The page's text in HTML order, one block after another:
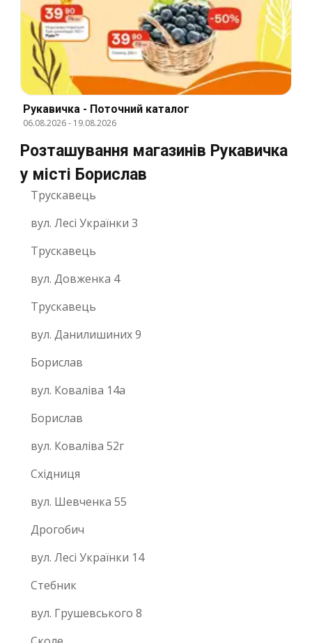
Рукавичка - Поточний каталог
06.08.2026- 19.08.2026
Розташування магазинів Рукавичка
у місті Борислав
Трускавець
вул. Лесі Українки 3
Трускавець
вул. Довженка 4
Трускавець
вул. Данилишиних 9
Борислав
вул. Коваліва 14а
Борислав
вул. Коваліва 52г
Східниця
вул. Шевченка 55
Дрогобич
вул. Лесі Українки 14
Стебник
вул. Грушевського 8